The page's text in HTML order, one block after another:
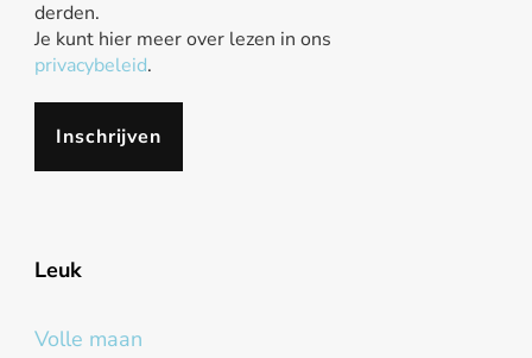
derden.
Je kunt hier meer over lezen in ons
privacybeleid.
Leuk
Volle maan